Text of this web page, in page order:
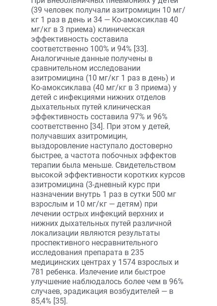
(39 человек получали азитромицин 10 мг/
кг 1 раз в день и 34 — Ко-амоксиклав 40
мг/кг в 3 приема) клиническая
эффективность составила
соответственно 100% и 94% [33].
Аналогичные данные получены в
сравнительном исследовании
азитромицина (10 мг/кг 1 раз в день) и
Ко-амоксиклава (40 мг/кг в 3 приема) у
детей с инфекциями нижних отделов
дыхательных путей клиническая
эффективность составила 97% и 96%
соответственно [34]. При этом у детей,
получавших азитромицин,
выздоровление наступало достоверно
быстрее, а частота побочных эффектов
терапии была меньше. Свидетельством
высокой эффективности коротких курсов
азитромицина (3-дневный курс при
назначении внутрь 1 раз в сутки 500 мг
взрослым и 10 мг/кг — детям) при
лечении острых инфекций верхних и
нижних дыхательных путей различной
локализации являются результаты
проспективного несравнительного
исследования препарата в 235
медицинских центрах у 1574 взрослых и
781 ребенка. Излечение или быстрое
улучшение наблюдалось более чем в 96%
случаев, эрадикация возбудителей — в
85,4% [35].